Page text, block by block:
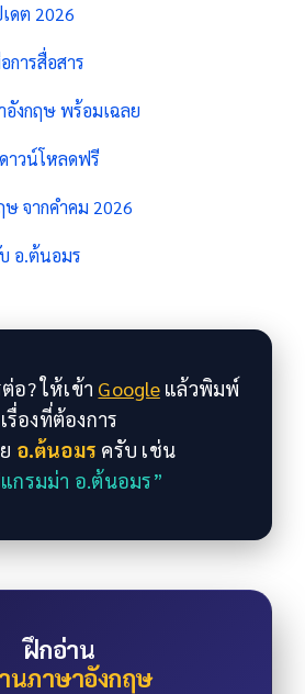
ดต 2026
การสื่อสาร
งกฤษ พร้อมเฉลย
าวน์โหลดฟรี
ษ จากคำคม 2026
อ.ต้นอมร
อ? ให้เข้า Googleแล้วพิมพ์
เรื่องที่ต้องการ
อ.ต้นอมร ครับ เช่น
กรมม่า อ.ต้นอมร”
ฝึกอ่าน
นภาษาอังกฤษ